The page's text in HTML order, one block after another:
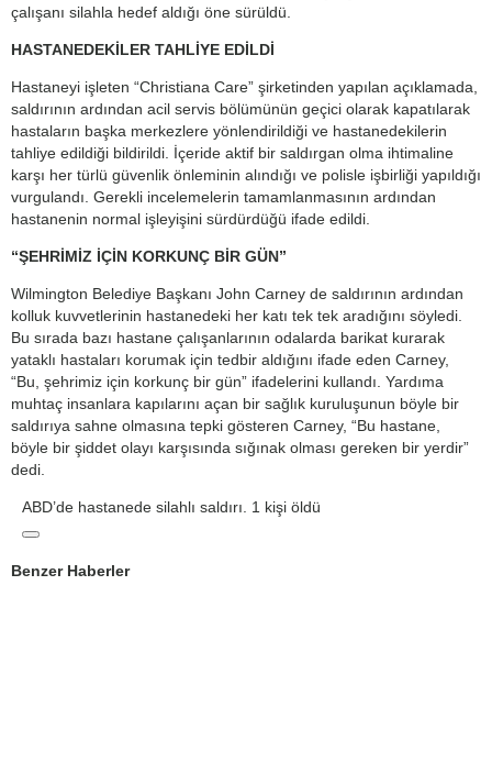
çalışanı silahla hedef aldığı öne sürüldü.
HASTANEDEKİLER TAHLİYE EDİLDİ
Hastaneyi işleten “Christiana Care” şirketinden yapılan açıklamada,
saldırının ardından acil servis bölümünün geçici olarak kapatılarak
hastaların başka merkezlere yönlendirildiği ve hastanedekilerin
tahliye edildiği bildirildi. İçeride aktif bir saldırgan olma ihtimaline
karşı her türlü güvenlik önleminin alındığı ve polisle işbirliği yapıldığı
vurgulandı. Gerekli incelemelerin tamamlanmasının ardından
hastanenin normal işleyişini sürdürdüğü ifade edildi.
“ŞEHRİMİZ İÇİN KORKUNÇ BİR GÜN”
Wilmington Belediye Başkanı John Carney de saldırının ardından
kolluk kuvvetlerinin hastanedeki her katı tek tek aradığını söyledi.
Bu sırada bazı hastane çalışanlarının odalarda barikat kurarak
yataklı hastaları korumak için tedbir aldığını ifade eden Carney,
“Bu, şehrimiz için korkunç bir gün” ifadelerini kullandı. Yardıma
muhtaç insanlara kapılarını açan bir sağlık kuruluşunun böyle bir
saldırıya sahne olmasına tepki gösteren Carney, “Bu hastane,
böyle bir şiddet olayı karşısında sığınak olması gereken bir yerdir”
dedi.
ABD’de hastanede silahlı saldırı. 1 kişi öldü
Benzer Haberler